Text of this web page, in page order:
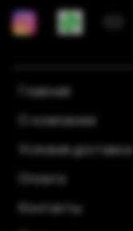
Главная
О компании
Условия доставки
Оплата
Контакты